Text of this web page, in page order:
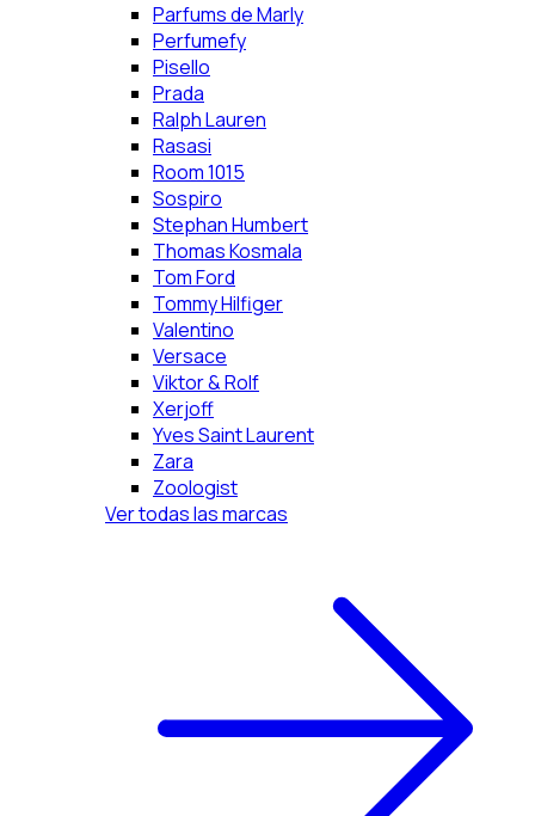
Parfums de Marly
Perfumefy
Pisello
Prada
Ralph Lauren
Rasasi
Room 1015
Sospiro
Stephan Humbert
Thomas Kosmala
Tom Ford
Tommy Hilfiger
Valentino
Versace
Viktor & Rolf
Xerjoff
Yves Saint Laurent
Zara
Zoologist
Ver todas las marcas